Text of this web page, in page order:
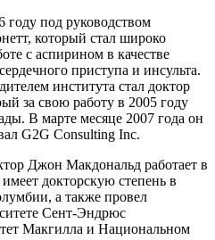
году под руководством
который стал широко
с аспирином в качестве
приступа и инсульта.
института стал доктор
за свою работу в 2005 году
В марте месяце 2007 года он
G2G Consulting Inc.
Джон Макдональд работает в
докторскую степень в
а также провел
Сент-Эндрюс
Макгилла и Национальном